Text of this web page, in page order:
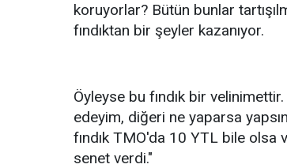
koruyorlar? Bütün bunlar
fındıktan bir şeyler kazanıyor.
Öyleyse bu fındık bir
edeyim, diğeri ne yaparsa
fındık TMO'da 10 YTL bile olsa
senet verdi."